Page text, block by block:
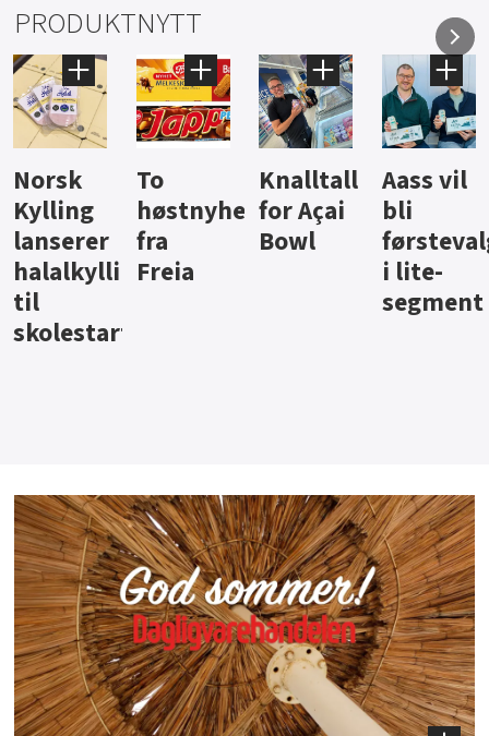
PRODUKTNYTT
Knalltall
for Açai
Bowl
Aass vil
bli
førstevalg
i lite-
Brus og
jus fra
Berentsen
Hard
iste fra
Hansa